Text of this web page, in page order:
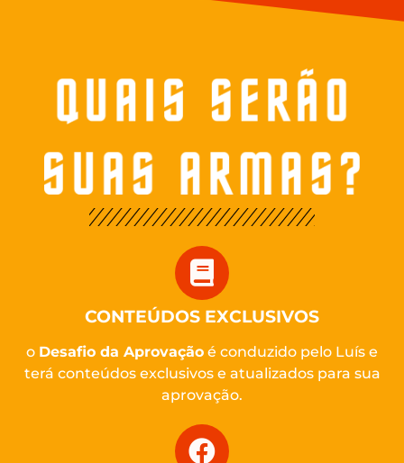
CONTEÚDOS EXCLUSIVOS
o Desafio da Aprovação é conduzido pelo Luís e
terá conteúdos exclusivos e atualizados para sua
aprovação.